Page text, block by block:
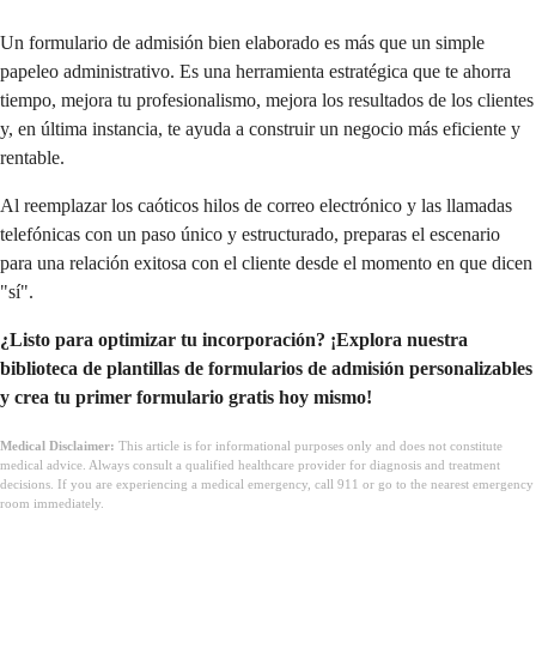
Un formulario de admisión bien elaborado es más que un simple
papeleo administrativo. Es una herramienta estratégica que te ahorra
tiempo, mejora tu profesionalismo, mejora los resultados de los clientes
y, en última instancia, te ayuda a construir un negocio más eficiente y
rentable.
Al reemplazar los caóticos hilos de correo electrónico y las llamadas
telefónicas con un paso único y estructurado, preparas el escenario
para una relación exitosa con el cliente desde el momento en que dicen
"sí".
¿Listo para optimizar tu incorporación? ¡Explora nuestra
biblioteca de plantillas de formularios de admisión personalizables
y crea tu primer formulario gratis hoy mismo!
Medical Disclaimer: This article is for informational purposes only and does not constitute
medical advice. Always consult a qualified healthcare provider for diagnosis and treatment
decisions. If you are experiencing a medical emergency, call 911 or go to the nearest emergency
room immediately.